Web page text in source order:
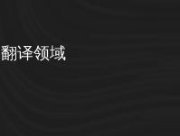
翻译领域